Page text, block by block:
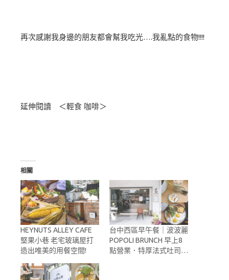
再次感謝我身邊的朋友都會幫我吃光….我亂點的食物!!!!
延伸閱讀 ＜輕食 咖啡＞
相關
HEYNUTS ALLEY CAFE
堅果小巷 老宅玻璃屋打
造出唯美的用餐空間!
台中西區早午餐｜波波麗
POPOLI BRUNCH 早上8
點營業．特厚法式吐司…